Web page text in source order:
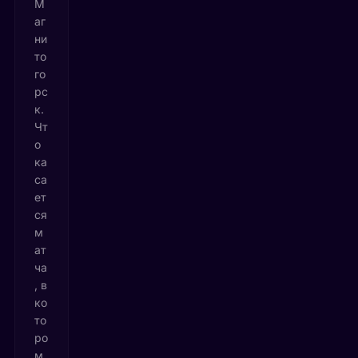
М
аг
ни
то
го
рс
к.
Чт
о
ка
са
ет
ся
м
ат
ча
, в
ко
то
ро
м